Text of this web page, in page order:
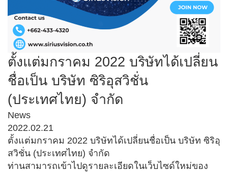
ตั้งแต่มกราคม 2022 บริษัทได้เปลี่ยน
ชื่อเป็น บริษัท ซิริอุสวิชั่น
(ประเทศไทย) จำกัด
News
2022.02.21
ตั้งแต่มกราคม 2022 บริษัทได้เปลี่ยนชื่อเป็น บริษัท ซิริอุ
สวิชั่น (ประเทศไทย) จำกัด
ท่านสามารถเข้าไปดูรายละเอียดในเว็บไซด์ใหม่ของ